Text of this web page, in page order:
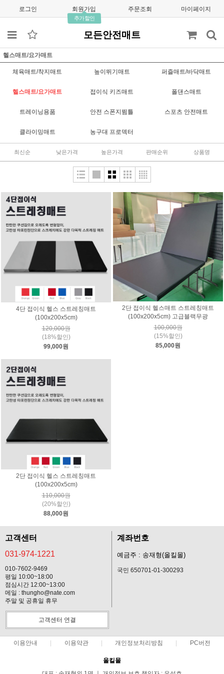
로그인 회원가입
추가할인
주문조회 마이페이지
모든안전매트
헬스매트/요가매트
체육매트/착지매트 높이뛰기매트 퍼즐매트/바닥매트
헬스매트/요가매트 접이식 키즈매트 폴댄스매트
트레이닝용품 안전 스폰지뜀틀 스포츠 안전매트
클라이밍매트 농구대 프로덱터
최신순 낮은가격 높은가격 판매순위 상품명
4단 접이식 헬스 스트레칭매트
(100x200x5cm)
120,000원
(18%할인)
99,000원
2단 접이식 헬스매트 스트레칭매트
(100x200x5cm) 고급블랙무광
100,000원
(15%할인)
85,000원
2단 접이식 헬스 스트레칭매트
(100x200x5cm)
110,000원
(20%할인)
88,000원
고객센터
031-974-1221
010-7602-9469
평일 10:00~18:00
점심시간 12:00~13:00
메일 : thungho@nate.com
주말 및 공휴일 휴무
계좌번호
예금주 : 송재형(올킬몰)
국민 650701-01-300293
고객센터 연결
이용안내 이용약관 개인정보처리방침 PC버전
올킬몰